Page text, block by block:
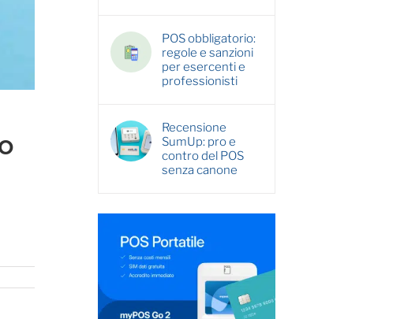
POS obbligatorio:
regole e sanzioni
per esercenti e
professionisti
Recensione
SumUp: pro e
contro del POS
senza canone